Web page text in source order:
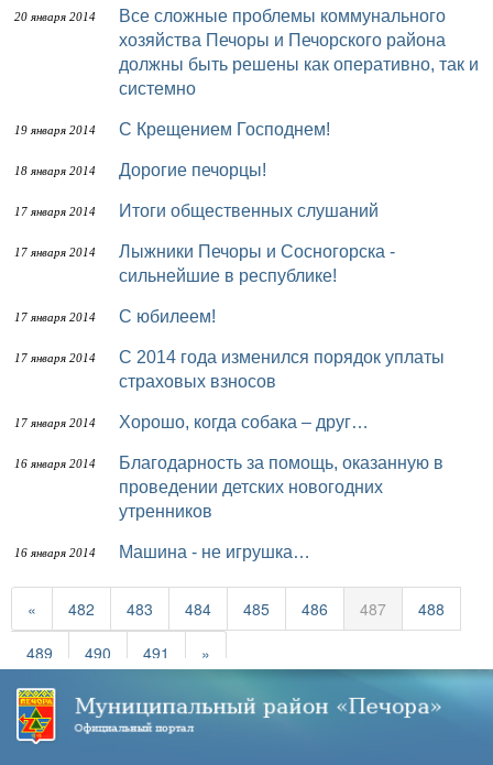
20 января 2014
Все сложные проблемы коммунального
хозяйства Печоры и Печорского района
должны быть решены как оперативно, так и
системно
19 января 2014 С Крещением Господнем!
18 января 2014 Дорогие печорцы!
17 января 2014 Итоги общественных слушаний
17 января 2014
Лыжники Печоры и Сосногорска -
сильнейшие в республике!
17 января 2014 С юбилеем!
17 января 2014
С 2014 года изменился порядок уплаты
страховых взносов
17 января 2014 Хорошо, когда собака – друг…
16 января 2014
Благодарность за помощь, оказанную в
проведении детских новогодних
утренников
16 января 2014 Машина - не игрушка…
« 482 483 484 485 486 487
488
489
490 491 »